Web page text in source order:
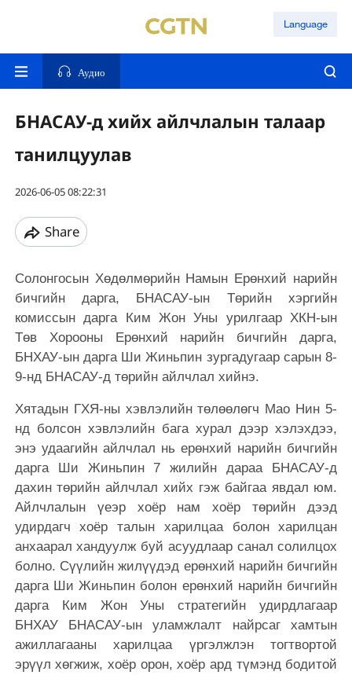
Language
Аудио
БНАСАУ-д хийх айлчлалын талаар
танилцуулав
2026-06-05 08:22:31
Share
Солонгосын Хөдөлмөрийн Намын Ерөнхий нарийн
бичгийн дарга, БНАСАУ-ын Төрийн хэргийн
комиссын дарга Ким Жон Уны урилгаар ХКН-ын
Төв Хорооны Ерөнхий нарийн бичгийн дарга,
БНХАУ-ын дарга Ши Жиньпин зургадугаар сарын 8-
9-нд БНАСАУ-д төрийн айлчлал хийнэ.
Хятадын ГХЯ-ны хэвлэлийн төлөөлөгч Мао Нин 5-
нд болсон хэвлэлийн бага хурал дээр хэлэхдээ,
энэ удаагийн айлчлал нь ерөнхий нарийн бичгийн
дарга Ши Жиньпин 7 жилийн дараа БНАСАУ-д
дахин төрийн айлчлал хийх гэж байгаа явдал юм.
Айлчлалын үеэр хоёр нам хоёр төрийн дээд
удирдагч хоёр талын харилцаа болон харилцан
анхаарал хандуулж буй асуудлаар санал солилцох
болно. Сүүлийн жилүүдэд ерөнхий нарийн бичгийн
дарга Ши Жиньпин болон ерөнхий нарийн бичгийн
дарга Ким Жон Уны стратегийн удирдлагаар
БНХАУ БНАСАУ-ын уламжлалт найрсаг хамтын
ажиллагааны харилцаа үргэлжлэн тогтвортой
эрүүл хөгжиж, хоёр орон, хоёр ард түмэнд бодитой